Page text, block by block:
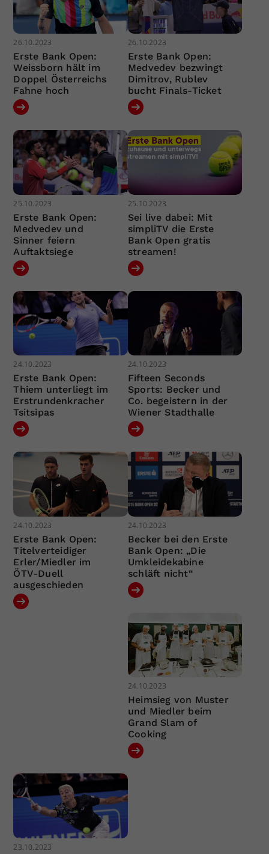
26.10.2023
Erste Bank Open:
Weissborn hält im
Doppel Österreichs
Fahne hoch
26.10.2023
Erste Bank Open:
Medvedev bezwingt
Dimitrov, Rublev
bucht Finals-Ticket
25.10.2023
Erste Bank Open:
Medvedev und
Sinner feiern
Auftaktsiege
25.10.2023
Sei live dabei: Mit
simpliTV die Erste
Bank Open gratis
streamen!
24.10.2023
Erste Bank Open:
Thiem unterliegt im
Erstrundenkracher
Tsitsipas
24.10.2023
Fifteen Seconds
Sports: Becker und
Co. begeistern in der
Wiener Stadthalle
24.10.2023
Erste Bank Open:
Titelverteidiger
Erler/Miedler im
ÖTV-Duell
ausgeschieden
24.10.2023
Becker bei den Erste
Bank Open: „Die
Umkleidekabine
schläft nicht“
24.10.2023
Heimsieg von Muster
und Miedler beim
Grand Slam of
Cooking
23.10.2023